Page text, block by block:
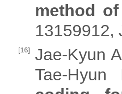
method
13159912,
[16]
Jae-Kyun
Tae-